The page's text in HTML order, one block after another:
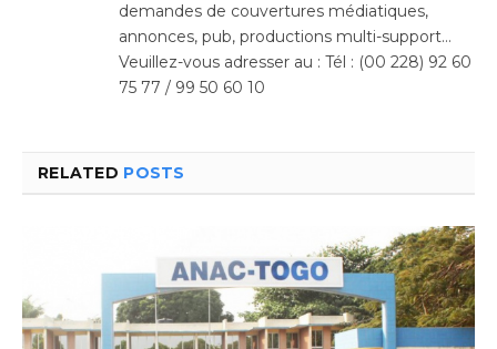
demandes de couvertures médiatiques,
annonces, pub, productions multi-support…
Veuillez-vous adresser au : Tél : (00 228) 92 60
75 77 / 99 50 60 10
RELATED POSTS